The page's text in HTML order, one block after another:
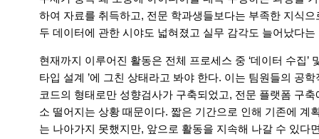
하여 자료를 취득하고, 전문 학과생들보다는 부족한 지식
두 데이터에 관한 시야도 넓혀졌고 실무 감각도 늘어났다
현재까지 이루어진 활동은 전체 프로세스 중 ‘데이터 수집’
타입 설계 ’에 그친 상태라고 봐야 한다. 이는 팀원들의 공
코드의 형태로만 성향검사가 구축되었고, 전문 플랫폼 구
소 떨어지는 상황 때문이다. 짧은 기간으로 인해 기존에 계
는 나아가지 못했지만, 앞으로 활동을 지속해 나갈 수 있다